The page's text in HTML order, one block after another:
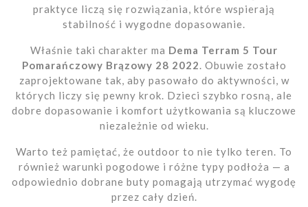
praktyce liczą się rozwiązania, które wspierają
stabilność i wygodne dopasowanie.
Właśnie taki charakter ma Dema Terram 5 Tour
Pomarańczowy Brązowy 28 2022. Obuwie zostało
zaprojektowane tak, aby pasowało do aktywności, w
których liczy się pewny krok. Dzieci szybko rosną, ale
dobre dopasowanie i komfort użytkowania są kluczowe
niezależnie od wieku.
Warto też pamiętać, że outdoor to nie tylko teren. To
również warunki pogodowe i różne typy podłoża — a
odpowiednio dobrane buty pomagają utrzymać wygodę
przez cały dzień.